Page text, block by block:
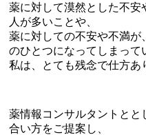
薬に対して漠然とした不安
人が多いことや、
薬に対しての不安や不満が
のひとつになってしまって
私は、とても残念で仕方あ
薬情報コンサルタントとと
合い方をご提案し、